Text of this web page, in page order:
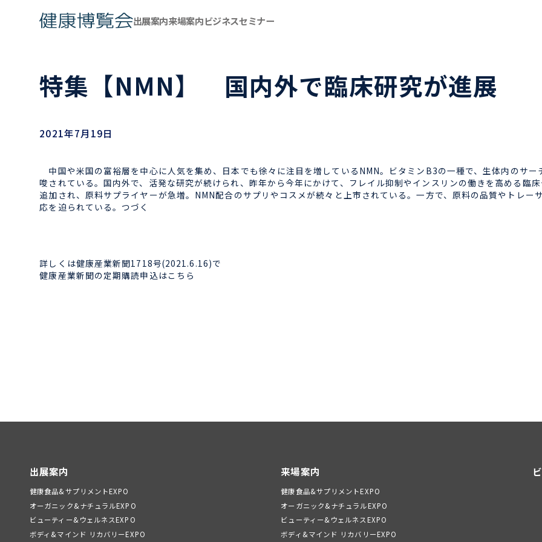
出展案内来場案内ビジネスセミナー
特集【NMN】 国内外で臨床研究が進展
2021年7月19日
中国や米国の富裕層を中心に人気を集め、日本でも徐々に注目を増しているNMN。ビタミンB3の一種で、生体内のサ
唆されている。国内外で、活発な研究が続けられ、昨年から今年にかけて、フレイル抑制やインスリンの働きを高める臨
追加され、原料サプライヤーが急増。NMN配合のサプリやコスメが続々と上市されている。一方で、原料の品質やトレー
応を迫られている。つづく
詳しくは健康産業新聞1718号(2021.6.16)で
健康産業新聞の定期購読申込はこちら
出展案内
健康食品&サプリメントEXPO
オーガニック&ナチュラルEXPO
ビューティー&ウェルネスEXPO
ボディ&マインド リカバリーEXPO
来場案内
健康食品&サプリメントEXPO
オーガニック&ナチュラルEXPO
ビューティー&ウェルネスEXPO
ボディ&マインド リカバリーEXPO